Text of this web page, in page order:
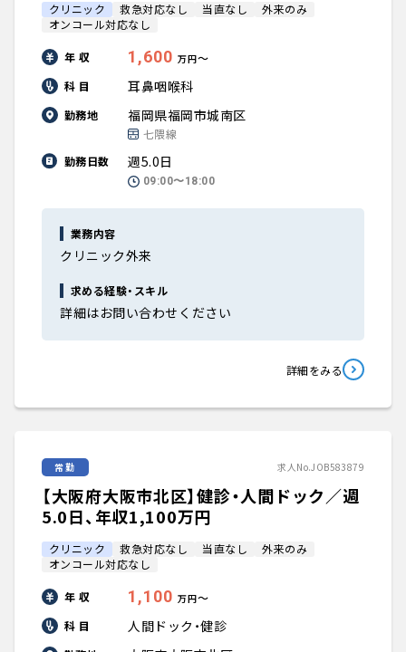
クリニック 救急対応なし 当直なし
外来のみ
オンコール対応なし
年 収 1,600 万円〜
科 目
耳鼻咽喉科
勤務地 福岡県福岡市城南区
七隈線
勤務日数
週5.0日
09:00〜18:00
業務内容
クリニック外来
求める経験・スキル
詳細はお問い合わせください
詳細をみる
常勤 求人No.JOB583879
【大阪府大阪市北区】健診・人間ドック／週
5.0日、年収1,100万円
クリニック 救急対応なし 当直なし
外来のみ
オンコール対応なし
年 収 1,100 万円〜
科 目
人間ドック・健診